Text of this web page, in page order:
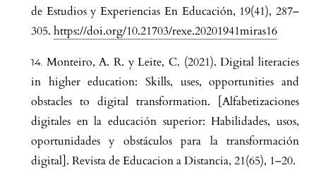
de Estudios y Experiencias En Educación, 19(41), 287–
305. https://doi.org/10.21703/rexe.20201941miras16
Monteiro, A. R. y Leite, C. (2021). Digital literacies
in higher education: Skills, uses, opportunities and
obstacles to digital transformation. [Alfabetizaciones
digitales en la educación superior: Habilidades, usos,
oportunidades y obstáculos para la transformación
digital]. Revista de Educacion a Distancia, 21(65), 1–20.